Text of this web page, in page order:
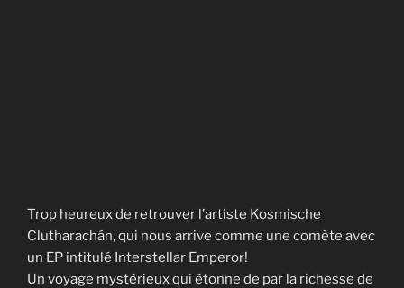
Trop heureux de retrouver l’artiste Kosmische
Clutharachán, qui nous arrive comme une comète avec
un EP intitulé Interstellar Emperor!
Un voyage mystérieux qui étonne de par la richesse de